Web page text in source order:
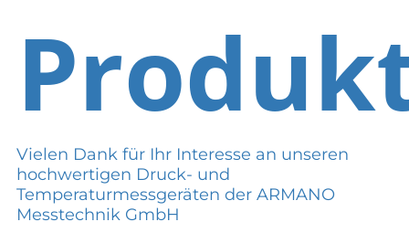
Vielen Dank für Ihr Interesse an unseren
hochwertigen Druck- und
Temperaturmessgeräten der ARMANO
Messtechnik GmbH